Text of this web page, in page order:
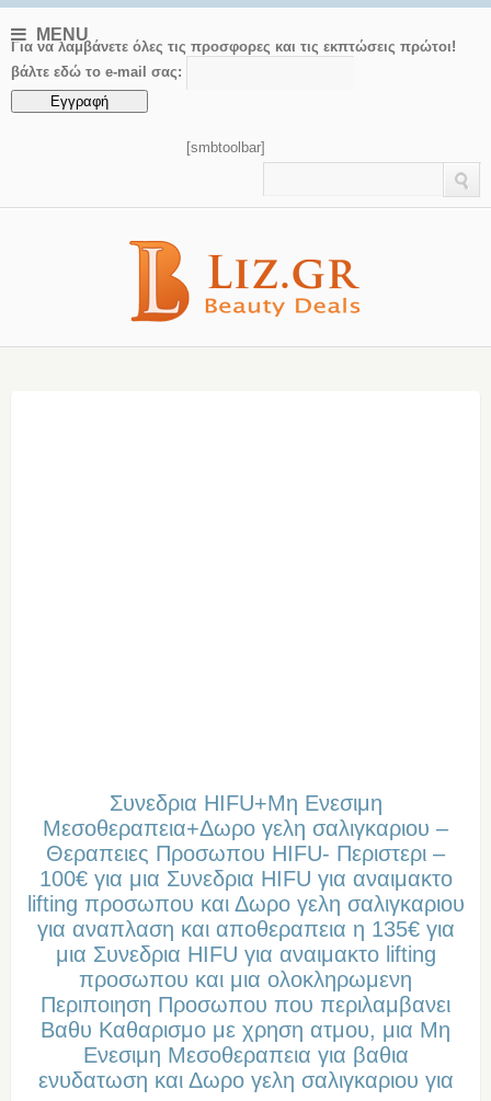
MENU
Για να λαμβάνετε όλες τις προσφορες και τις εκπτώσεις πρώτοι!
βάλτε εδώ το e-mail σας:
[smbtoolbar]
Συνεδρια HIFU+Μη Ενεσιμη
Μεσοθεραπεια+Δωρο γελη σαλιγκαριου –
Θεραπειες Προσωπου HIFU- Περιστερι –
100€ για μια Συνεδρια HIFU για αναιμακτο
lifting προσωπου και Δωρο γελη σαλιγκαριου
για αναπλαση και αποθεραπεια η 135€ για
μια Συνεδρια HIFU για αναιμακτο lifting
προσωπου και μια ολοκληρωμενη
Περιποιηση Προσωπου που περιλαμβανει
Βαθυ Καθαρισμο με χρηση ατμου, μια Μη
Ενεσιμη Μεσοθεραπεια για βαθια
ενυδατωση και Δωρο γελη σαλιγκαριου για